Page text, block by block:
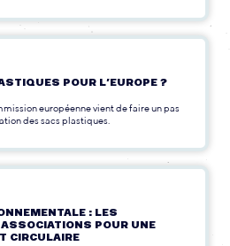
POUR L’EUROPE ?
européenne vient de faire un pas
des sacs plastiques.
: LES
POUR UNE
CIRCULAIRE